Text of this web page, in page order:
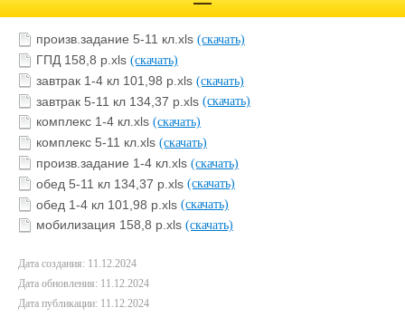
произв.задание 5-11 кл.xls (скачать)
ГПД 158,8 р.xls (скачать)
завтрак 1-4 кл 101,98 р.xls (скачать)
завтрак 5-11 кл 134,37 р.xls (скачать)
комплекс 1-4 кл.xls (скачать)
комплекс 5-11 кл.xls (скачать)
произв.задание 1-4 кл.xls (скачать)
обед 5-11 кл 134,37 р.xls (скачать)
обед 1-4 кл 101,98 р.xls (скачать)
мобилизация 158,8 р.xls (скачать)
Дата создания: 11.12.2024
Дата обновления: 11.12.2024
Дата публикации: 11.12.2024